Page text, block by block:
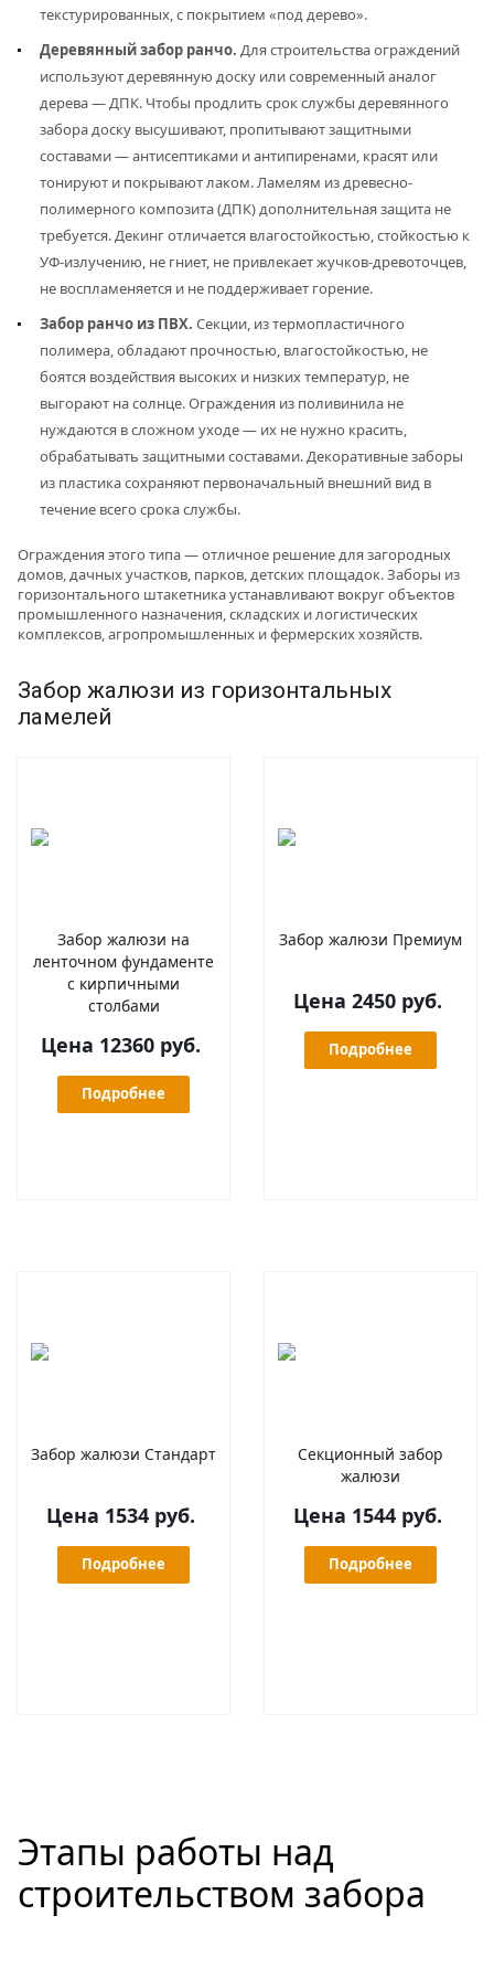
текстурированных, с покрытием «под дерево».
Деревянный забор ранчо. Для строительства ограждений
используют деревянную доску или современный аналог
дерева — ДПК. Чтобы продлить срок службы деревянного
забора доску высушивают, пропитывают защитными
составами — антисептиками и антипиренами, красят или
тонируют и покрывают лаком. Ламелям из древесно-
полимерного композита (ДПК) дополнительная защита не
требуется. Декинг отличается влагостойкостью, стойкостью к
УФ-излучению, не гниет, не привлекает жучков-древоточцев,
не воспламеняется и не поддерживает горение.
Забор ранчо из ПВХ. Секции, из термопластичного
полимера, обладают прочностью, влагостойкостью, не
боятся воздействия высоких и низких температур, не
выгорают на солнце. Ограждения из поливинила не
нуждаются в сложном уходе — их не нужно красить,
обрабатывать защитными составами. Декоративные заборы
из пластика сохраняют первоначальный внешний вид в
течение всего срока службы.
Ограждения этого типа — отличное решение для загородных
домов, дачных участков, парков, детских площадок. Заборы из
горизонтального штакетника устанавливают вокруг объектов
промышленного назначения, складских и логистических
комплексов, агропромышленных и фермерских хозяйств.
Забор жалюзи из горизонтальных
ламелей
Забор жалюзи на
ленточном фундаменте
с кирпичными
столбами
Цена 12360 руб.
Подробнее
Забор жалюзи Премиум
Цена 2450 руб.
Подробнее
Забор жалюзи Стандарт
Цена 1534 руб.
Подробнее
Секционный забор
жалюзи
Цена 1544 руб.
Подробнее
Этапы работы над
строительством забора